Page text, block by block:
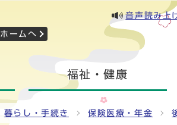
ホームへ
音声読み上
福祉・健康
暮らし・手続き 保険医療・年金